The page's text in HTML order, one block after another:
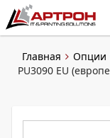
Главная Опции
PU3090 EU